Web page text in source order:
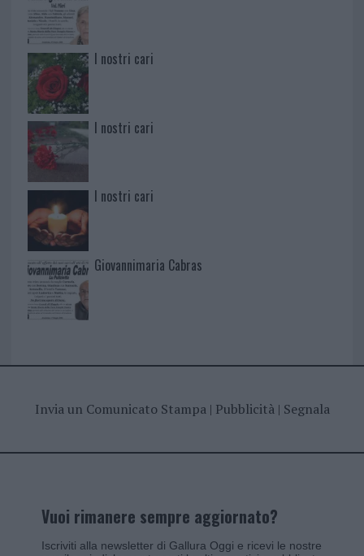
I nostri cari
I nostri cari
I nostri cari
Giovannimaria Cabras
Invia un Comunicato Stampa| Pubblicità| Segnala
Vuoi rimanere sempre aggiornato?
Iscriviti alla newsletter di Gallura Oggi e ricevi le nostre